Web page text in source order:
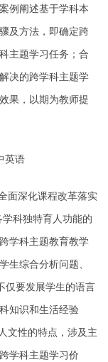
例阐述基于学科本
及方法，即确定跨
主题学习任务；合
决的跨学科主题学
果，以期为教师提
英语
面深化课程改革落实
科独特育人功能的
学科主题教育教学
生综合分析问题、
仅要发展学生的语言
知识和生活经验
文性的特点，涉及主
学科主题学习价